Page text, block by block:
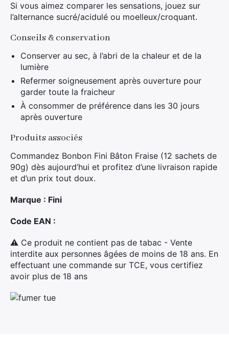
Si vous aimez comparer les sensations, jouez sur
l’alternance sucré/acidulé ou moelleux/croquant.
Conseils & conservation
Conserver au sec, à l’abri de la chaleur et de la
lumière
Refermer soigneusement après ouverture pour
garder toute la fraicheur
À consommer de préférence dans les 30 jours
après ouverture
Produits associés
Commandez Bonbon Fini Bâton Fraise (12 sachets de
90g) dès aujourd’hui et profitez d’une livraison rapide
et d’un prix tout doux.
Marque : Fini
Code EAN :
⚠ Ce produit ne contient pas de tabac - Vente
interdite aux personnes âgées de moins de 18 ans. En
effectuant une commande sur TCE, vous certifiez
avoir plus de 18 ans